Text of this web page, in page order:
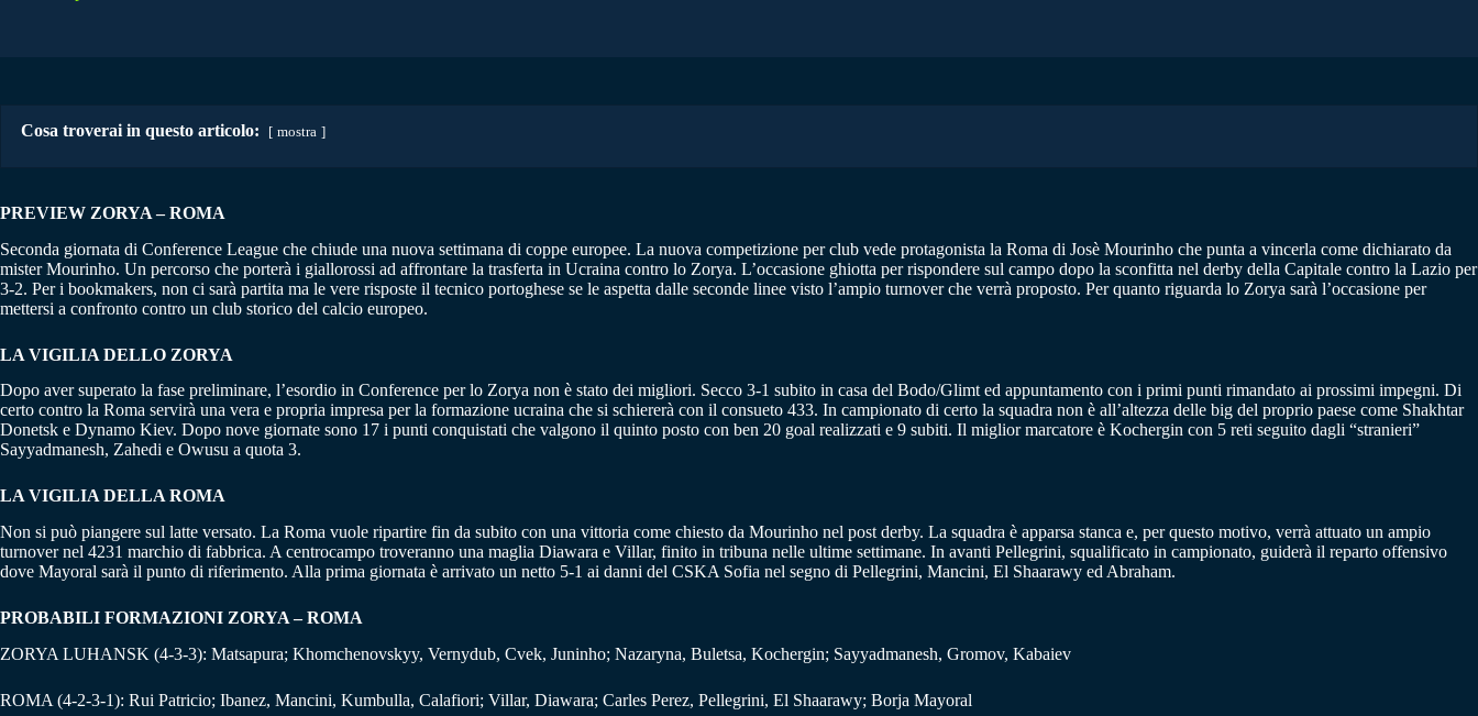
Cosa troverai in questo articolo: mostra
PREVIEW ZORYA – ROMA
Seconda giornata di Conference League che chiude una nuova settimana di coppe europee. La nuova competizione per club vede protagonista la Roma di Josè Mourinho che punta a vincerla come dichiarato da
mister Mourinho. Un percorso che porterà i giallorossi ad affrontare la trasferta in Ucraina contro lo Zorya. L’occasione ghiotta per rispondere sul campo dopo la sconfitta nel derby della Capitale contro la Lazio per
3-2. Per i bookmakers, non ci sarà partita ma le vere risposte il tecnico portoghese se le aspetta dalle seconde linee visto l’ampio turnover che verrà proposto. Per quanto riguarda lo Zorya sarà l’occasione per
mettersi a confronto contro un club storico del calcio europeo.
LA VIGILIA DELLO ZORYA
Dopo aver superato la fase preliminare, l’esordio in Conference per lo Zorya non è stato dei migliori. Secco 3-1 subito in casa del Bodo/Glimt ed appuntamento con i primi punti rimandato ai prossimi impegni. Di
certo contro la Roma servirà una vera e propria impresa per la formazione ucraina che si schiererà con il consueto 433. In campionato di certo la squadra non è all’altezza delle big del proprio paese come Shakhtar
Donetsk e Dynamo Kiev. Dopo nove giornate sono 17 i punti conquistati che valgono il quinto posto con ben 20 goal realizzati e 9 subiti. Il miglior marcatore è Kochergin con 5 reti seguito dagli “stranieri”
Sayyadmanesh, Zahedi e Owusu a quota 3.
LA VIGILIA DELLA ROMA
Non si può piangere sul latte versato. La Roma vuole ripartire fin da subito con una vittoria come chiesto da Mourinho nel post derby. La squadra è apparsa stanca e, per questo motivo, verrà attuato un ampio
turnover nel 4231 marchio di fabbrica. A centrocampo troveranno una maglia Diawara e Villar, finito in tribuna nelle ultime settimane. In avanti Pellegrini, squalificato in campionato, guiderà il reparto offensivo
dove Mayoral sarà il punto di riferimento. Alla prima giornata è arrivato un netto 5-1 ai danni del CSKA Sofia nel segno di Pellegrini, Mancini, El Shaarawy ed Abraham.
PROBABILI FORMAZIONI ZORYA – ROMA
ZORYA LUHANSK (4-3-3): Matsapura; Khomchenovskyy, Vernydub, Cvek, Juninho; Nazaryna, Buletsa, Kochergin; Sayyadmanesh, Gromov, Kabaiev
ROMA (4-2-3-1): Rui Patricio; Ibanez, Mancini, Kumbulla, Calafiori; Villar, Diawara; Carles Perez, Pellegrini, El Shaarawy; Borja Mayoral